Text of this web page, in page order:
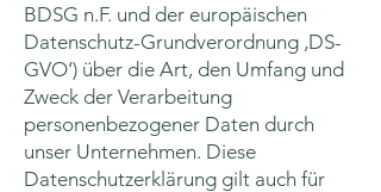
BDSG n.F. und der europäischen
Datenschutz-Grundverordnung ‚DS-
GVO‘) über die Art, den Umfang und
Zweck der Verarbeitung
personenbezogener Daten durch
unser Unternehmen. Diese
Datenschutzerklärung gilt auch für